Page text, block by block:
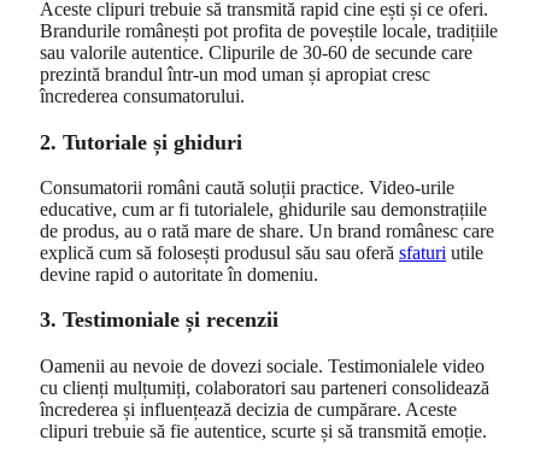
Aceste clipuri trebuie să transmită rapid cine ești și ce oferi.
Brandurile românești pot profita de poveștile locale, tradițiile
sau valorile autentice. Clipurile de 30-60 de secunde care
prezintă brandul într-un mod uman și apropiat cresc
încrederea consumatorului.
2. Tutoriale și ghiduri
Consumatorii români caută soluții practice. Video-urile
educative, cum ar fi tutorialele, ghidurile sau demonstrațiile
de produs, au o rată mare de share. Un brand românesc care
explică cum să folosești produsul său sau oferă sfaturi utile
devine rapid o autoritate în domeniu.
3. Testimoniale și recenzii
Oamenii au nevoie de dovezi sociale. Testimonialele video
cu clienți mulțumiți, colaboratori sau parteneri consolidează
încrederea și influențează decizia de cumpărare. Aceste
clipuri trebuie să fie autentice, scurte și să transmită emoție.